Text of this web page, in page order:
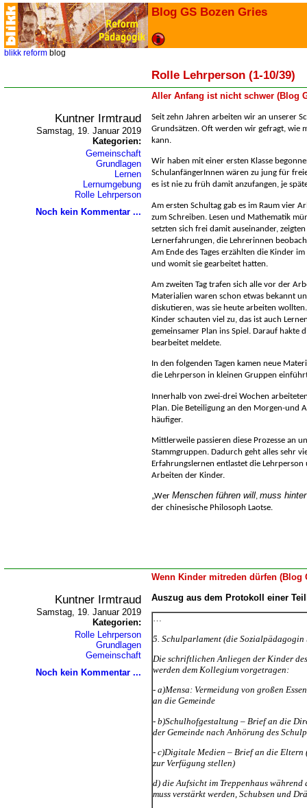
Blog GS Bozen Gries
blikk reform blog
Rolle Lehrperson (1-10/39)
Aller Anfang ist nicht schwer (Blog
Kuntner Irmtraud
Samstag, 19. Januar 2019
Kategorien:
Gemeinschaft
Grundlagen
Lernen
Lernumgebung
Rolle Lehrperson
Noch kein Kommentar ...
Seit zehn Jahren arbeiten wir an unserer
Grundsätzen. Oft werden wir gefragt, wie
kann.
Wir haben mit einer ersten Klasse
SchulanfängerInnen wären zu jung für
es ist nie zu früh damit anzufangen, je
Am ersten Schultag gab es im Raum vier
zum Schreiben. Lesen und Mathematik
setzten sich frei damit auseinander,
Lernerfahrungen, die Lehrerinnen
Am Ende des Tages erzählten die Kinder
und womit sie gearbeitet hatten.
Am zweiten Tag trafen sich alle vor der
Materialien waren schon etwas bekannt
diskutieren, was sie heute arbeiten
Kinder schauten viel zu, das ist auch
gemeinsamer Plan ins Spiel. Darauf hakte
bearbeitet meldete.
In den folgenden Tagen kamen neue
die Lehrperson in kleinen Gruppen
Innerhalb von zwei-drei Wochen
Plan. Die Beteiligung an den Morgen-und
häufiger.
Mittlerweile passieren diese Prozesse an
Stammgruppen. Dadurch geht alles sehr
Erfahrungslernen entlastet die
Arbeiten der Kinder.
Wer Menschen führen will, muss
der chinesische Philosoph Laotse.
Wenn Kinder mitreden dürfen (Blog
Kuntner Irmtraud
Samstag, 19. Januar 2019
Kategorien:
Rolle Lehrperson
Grundlagen
Gemeinschaft
Noch kein Kommentar ...
Auszug aus dem Protokoll einer
5. Schulparlament (die Sozialpädagogin
Die schriftlichen Anliegen der Kinder
werden dem Kollegium vorgetragen:
- a)Mensa: Vermeidung von großen
an die Gemeinde
- b)Schulhofgestaltung – Brief an die
der Gemeinde nach Anhörung des
- c)Digitale Medien – Brief an die Eltern
zur Verfügung stellen)
d) die Aufsicht im Treppenhaus
muss verstärkt werden, Schubsen und